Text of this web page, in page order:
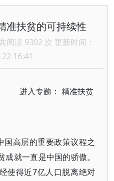
准扶贫的可持续性
阅读 9302 次 更新时间：
16:41
进入专题：精准扶贫
国高层的重要政策议程之
就一直是中国的骄傲。
使得近7亿人口脱离绝对